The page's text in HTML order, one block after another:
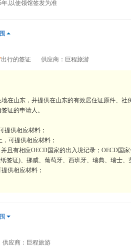
,以使领馆签发为准
出行的签证 供应商：巨程旅游
在山东，并提供在山东的有效居住证原件、社
证的申请人。
提供相应材料；
可提供相应材料；
且有相应OECD国家的出入境记录；OECD国
签证)、挪威、葡萄牙、西班牙、瑞典、瑞士、
供相应材料；
供应商：巨程旅游